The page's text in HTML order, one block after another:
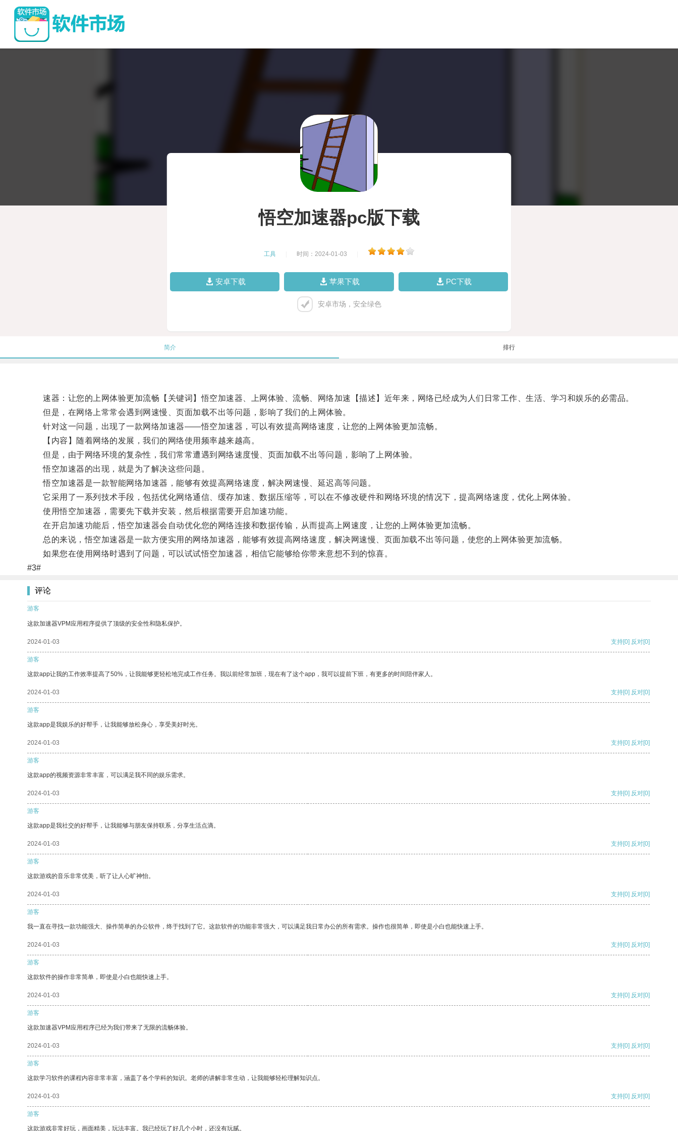
悟空加速器pc版下载
工具 时间：2024-01-03
安卓下载 苹果下载 PC下载
安卓市场，安全绿色
简介 排行
速器：让您的上网体验更加流畅【关键词】悟空加速器、上网体验、流畅、网络加速【描述】近年来，网络已经成为人们日常工作、生活、学习和娱乐的必需品。
但是，在网络上常常会遇到网速慢、页面加载不出等问题，影响了我们的上网体验。
针对这一问题，出现了一款网络加速器——悟空加速器，可以有效提高网络速度，让您的上网体验更加流畅。
【内容】随着网络的发展，我们的网络使用频率越来越高。
但是，由于网络环境的复杂性，我们常常遭遇到网络速度慢、页面加载不出等问题，影响了上网体验。
悟空加速器的出现，就是为了解决这些问题。
悟空加速器是一款智能网络加速器，能够有效提高网络速度，解决网速慢、延迟高等问题。
它采用了一系列技术手段，包括优化网络通信、缓存加速、数据压缩等，可以在不修改硬件和网络环境的情况下，提高网络速度，优化上网体验。
使用悟空加速器，需要先下载并安装，然后根据需要开启加速功能。
在开启加速功能后，悟空加速器会自动优化您的网络连接和数据传输，从而提高上网速度，让您的上网体验更加流畅。
总的来说，悟空加速器是一款方便实用的网络加速器，能够有效提高网络速度，解决网速慢、页面加载不出等问题，使您的上网体验更加流畅。
如果您在使用网络时遇到了问题，可以试试悟空加速器，相信它能够给你带来意想不到的惊喜。
#3#
评论
游客
这款加速器VPM应用程序提供了顶级的安全性和隐私保护。
2024-01-03 支持[0] 反对[0]
游客
这款app让我的工作效率提高了50%，让我能够更轻松地完成工作任务。我以前经常加班，现在有了这个app，我可以提前下班，有更多的时间陪伴家人。
2024-01-03 支持[0] 反对[0]
游客
这款app是我娱乐的好帮手，让我能够放松身心，享受美好时光。
2024-01-03 支持[0] 反对[0]
游客
这款app的视频资源非常丰富，可以满足我不同的娱乐需求。
2024-01-03 支持[0] 反对[0]
游客
这款app是我社交的好帮手，让我能够与朋友保持联系，分享生活点滴。
2024-01-03 支持[0] 反对[0]
游客
这款游戏的音乐非常优美，听了让人心旷神怡。
2024-01-03 支持[0] 反对[0]
游客
我一直在寻找一款功能强大、操作简单的办公软件，终于找到了它。这款软件的功能非常强大，可以满足我日常办公的所有需求。操作也很简单，即使是小白也能快速上手。
2024-01-03 支持[0] 反对[0]
游客
这款软件的操作非常简单，即使是小白也能快速上手。
2024-01-03 支持[0] 反对[0]
游客
这款加速器VPM应用程序已经为我们带来了无限的流畅体验。
2024-01-03 支持[0] 反对[0]
游客
这款学习软件的课程内容非常丰富，涵盖了各个学科的知识。老师的讲解非常生动，让我能够轻松理解知识点。
2024-01-03 支持[0] 反对[0]
游客
这款游戏非常好玩，画面精美，玩法丰富。我已经玩了好几个小时，还没有玩腻。